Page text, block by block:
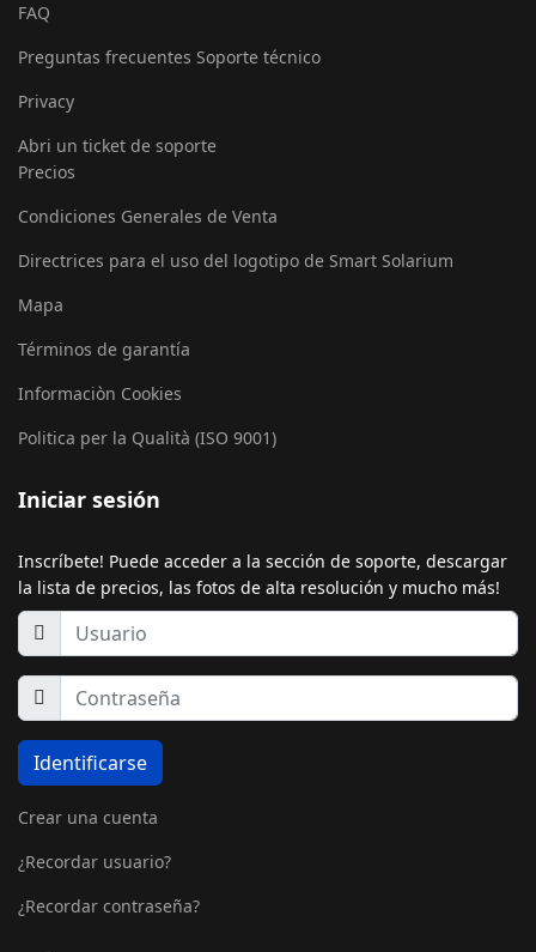
FAQ
Preguntas frecuentes Soporte técnico
Privacy
Abri un ticket de soporte
Precios
Condiciones Generales de Venta
Directrices para el uso del logotipo de Smart Solarium
Mapa
Términos de garantía
Informaciòn Cookies
Politica per la Qualità (ISO 9001)
Iniciar sesión
Inscríbete! Puede acceder a la sección de soporte, descargar
la lista de precios, las fotos de alta resolución y mucho más!
Identificarse
Crear una cuenta
¿Recordar usuario?
¿Recordar contraseña?